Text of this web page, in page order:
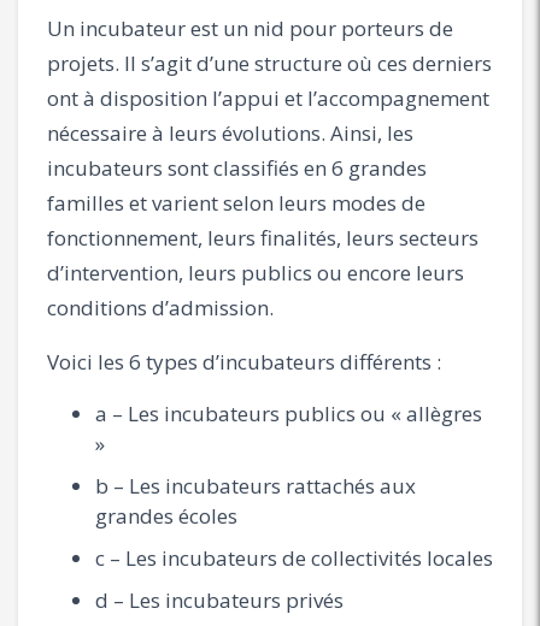
Un incubateur est un nid pour porteurs de
projets. Il s’agit d’une structure où ces derniers
ont à disposition l’appui et l’accompagnement
nécessaire à leurs évolutions. Ainsi, les
incubateurs sont classifiés en 6 grandes
familles et varient selon leurs modes de
fonctionnement, leurs finalités, leurs secteurs
d’intervention, leurs publics ou encore leurs
conditions d’admission.
Voici les 6 types d’incubateurs différents :
a – Les incubateurs publics ou « allègres
»
b – Les incubateurs rattachés aux
grandes écoles
c – Les incubateurs de collectivités locales
d – Les incubateurs privés